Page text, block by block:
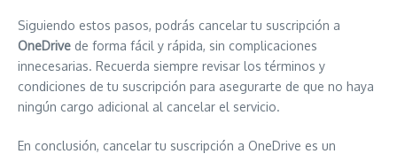
Siguiendo estos pasos, podrás cancelar tu suscripción a
OneDrive de forma fácil y rápida, sin complicaciones
innecesarias. Recuerda siempre revisar los términos y
condiciones de tu suscripción para asegurarte de que no haya
ningún cargo adicional al cancelar el servicio.
En conclusión, cancelar tu suscripción a OneDrive es un